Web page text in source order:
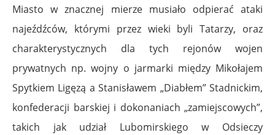
Miasto w znacznej mierze musiało odpierać ataki
najeźdźców, którymi przez wieki byli Tatarzy, oraz
charakterystycznych dla tych rejonów wojen
prywatnych np. wojny o jarmarki między Mikołajem
Spytkiem Ligęzą a Stanisławem „Diabłem” Stadnickim,
konfederacji barskiej i dokonaniach „zamiejscowych”,
takich jak udział Lubomirskiego w Odsieczy